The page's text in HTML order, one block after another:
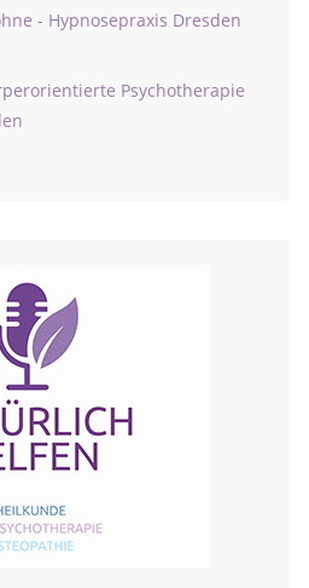
- Hypnosepraxis Dresden
Psychotherapie